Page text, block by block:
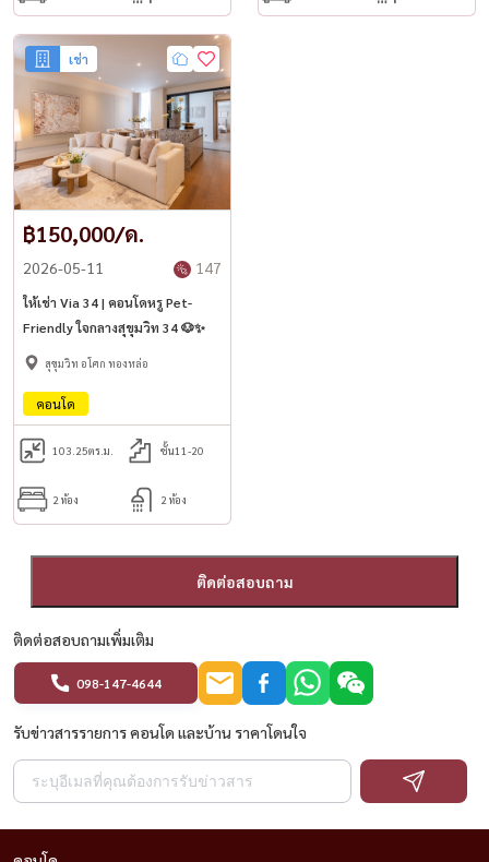
เช่า
฿150,000/ด.
2026-05-11 147
ให้เช่า Via 34 | คอนโดหรู Pet-
Friendly ใจกลางสุขุมวิท 34 🐶✨
สุขุมวิท อโศก ทองหล่อ
คอนโด
103.25ตร.ม. ชั้น11-20
2 ห้อง 2 ห้อง
ติดต่อสอบถาม
ติดต่อสอบถามเพิ่มเติม
098-147-4644
รับข่าวสารรายการ คอนโด และบ้าน ราคาโดนใจ